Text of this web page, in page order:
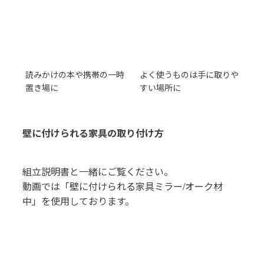
読みかけの本や携帯の一時
置き場に
よく使うものは手に取りや
すい場所に
壁に付けられる家具の取り付け方
組立説明書と一緒にご覧ください。
動画では「壁に付けられる家具ミラー/オーク材
中」を使用しております。